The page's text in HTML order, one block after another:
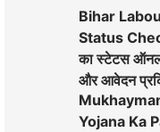
Bihar
Status
का स्टेटस
और आवेदन
Yojana Ka